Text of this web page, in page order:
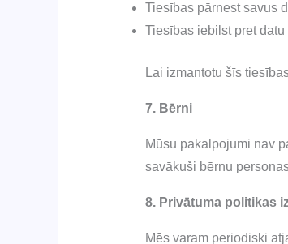
Tiesības pārnest savus
Tiesības iebilst pret
Lai izmantotu šīs
7. Bērni
Mūsu pakalpojumi nav
savākuši bērnu
8. Privātuma politikas
Mēs varam periodiski